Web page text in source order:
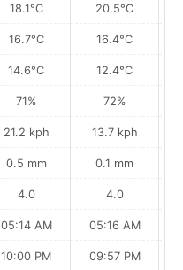
18.1°C
16.7°C
14.6°C
71%
21.2 kph
0.5 mm
4.0
05:14 AM
10:00 PM
20.5°C
16.4°C
12.4°C
72%
13.7 kph
0.1 mm
4.0
05:16 AM
09:57 PM